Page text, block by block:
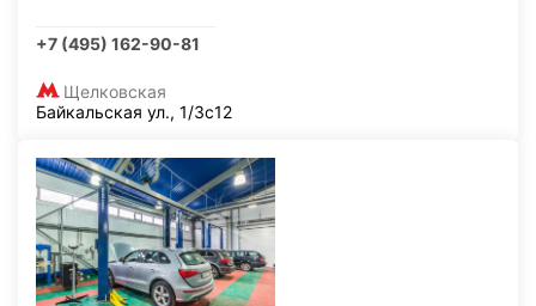
+7 (495) 162-90-81
Щелковская
Байкальская ул., 1/3с12